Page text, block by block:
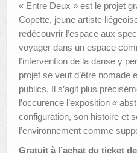
« Entre Deux » est le projet
Copette, jeune artiste
redécouvrir l’espace aux
voyager dans un espace
l’intervention de la danse y
projet se veut d’être nomade
publics. Il s’agit plus
l’occurence l’exposition «
configuration, son histoire et
l’environnement comme
Gratuit à l’achat du ticket